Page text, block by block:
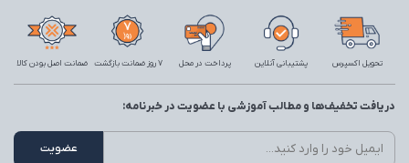
تحویل اکسپرس پشتیبانی آنلاین پرداخت در محل 7 روز ضمانت بازگشت ضمانت اصل بودن کالا
دریافت تخفیف‌ها و مطالب آموزشی با عضویت در خبرنامه: